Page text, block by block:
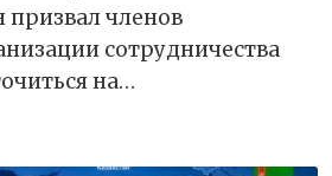
призвал членов
сотрудничества
на…